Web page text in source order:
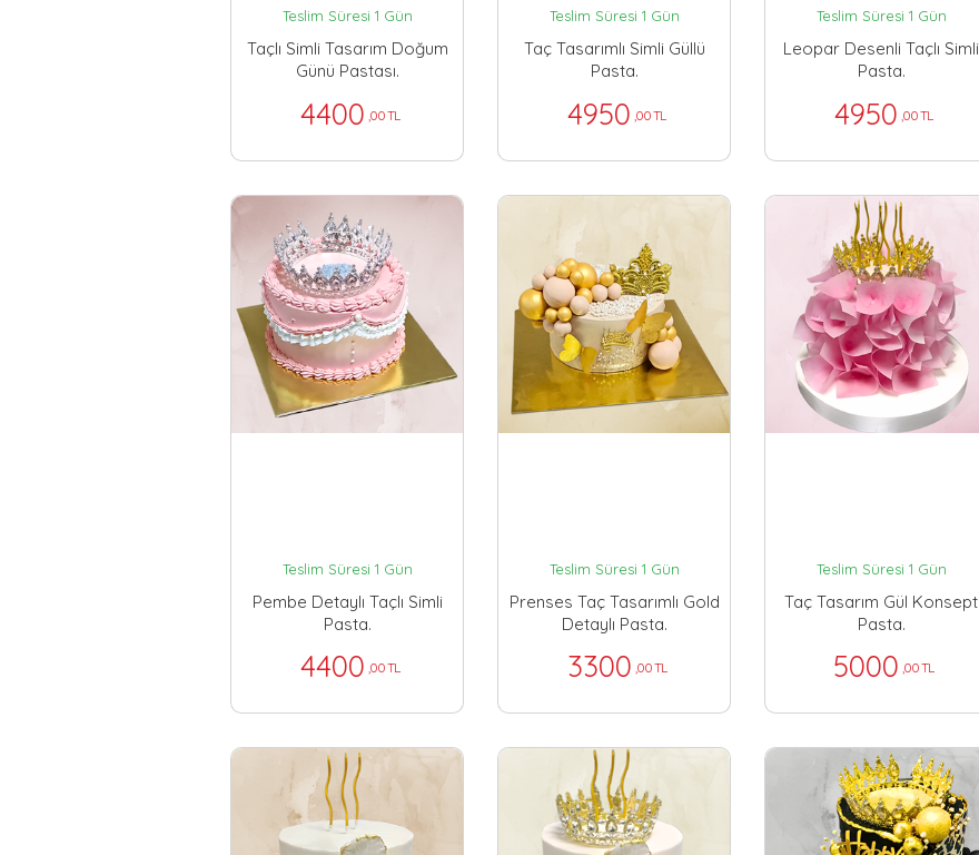
Teslim Süresi 1 Gün
Taçlı Simli Tasarım Doğum
Günü Pastası.
4400 ,00 TL
Teslim Süresi 1 Gün
Taç Tasarımlı Simli Güllü
Pasta.
4950 ,00 TL
Teslim Süresi 1 Gün
Leopar Desenli Taçlı Simli
Pasta.
4950 ,00 TL
Teslim Süresi 1 Gün
Pembe Detaylı Taçlı Simli
Pasta.
4400 ,00 TL
Teslim Süresi 1 Gün
Prenses Taç Tasarımlı Gold
Detaylı Pasta.
3300 ,00 TL
Teslim Süresi 1 Gün
Taç Tasarım Gül Konsept
Pasta.
5000 ,00 TL